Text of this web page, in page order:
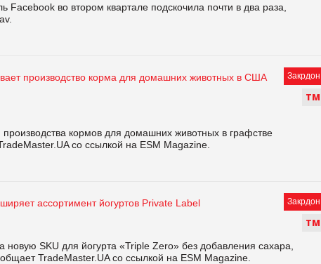
Facebook во втором квартале подскочила почти в два раза,
Закрдон
ТМ
производство корма для домашних животных в США
кормов для домашних животных в графстве
со ссылкой на ESM Magazine.
Закрдон
ТМ
ассортимент йогуртов Private Label
новую SKU для йогурта «Triple Zero» без добавления сахара,
TradeMaster.UA со ссылкой на ESM Magazine.